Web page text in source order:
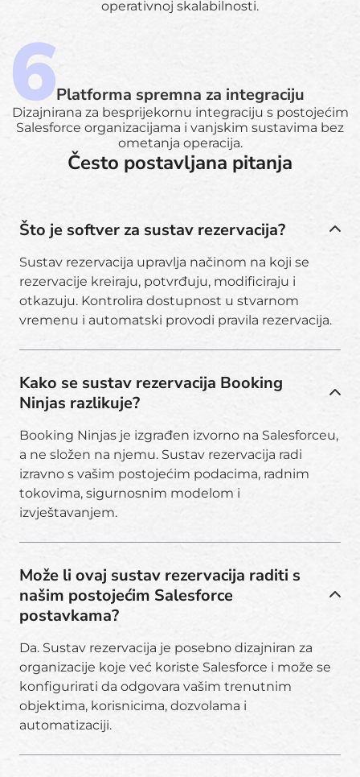
operativnoj skalabilnosti.
Platforma spremna za integraciju
Dizajnirana za besprijekornu integraciju s postojećim
Salesforce organizacijama i vanjskim sustavima bez
ometanja operacija.
Često postavljana pitanja
Što je softver za sustav rezervacija?
Sustav rezervacija upravlja načinom na koji se
rezervacije kreiraju, potvrđuju, modificiraju i
otkazuju. Kontrolira dostupnost u stvarnom
vremenu i automatski provodi pravila rezervacija.
Kako se sustav rezervacija Booking
Ninjas razlikuje?
Booking Ninjas je izgrađen izvorno na Salesforceu,
a ne složen na njemu. Sustav rezervacija radi
izravno s vašim postojećim podacima, radnim
tokovima, sigurnosnim modelom i
izvještavanjem.
Može li ovaj sustav rezervacija raditi s
našim postojećim Salesforce
postavkama?
Da. Sustav rezervacija je posebno dizajniran za
organizacije koje već koriste Salesforce i može se
konfigurirati da odgovara vašim trenutnim
objektima, korisnicima, dozvolama i
automatizaciji.